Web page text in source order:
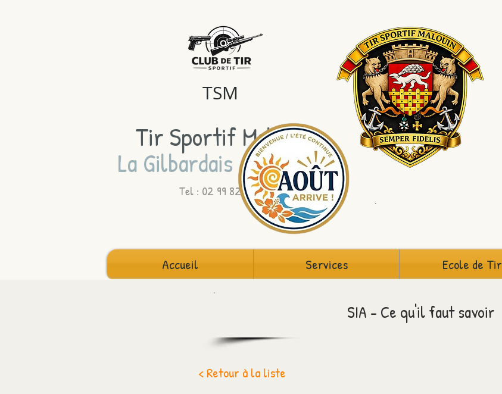
TSM
Tir Sportif Malouin
La Gilbardais - St-Malo
Tel : 02 99 82 64 85
.
Accueil Services Ecole de Tir
SIA - Ce qu'il faut savoir
< Retour à la liste